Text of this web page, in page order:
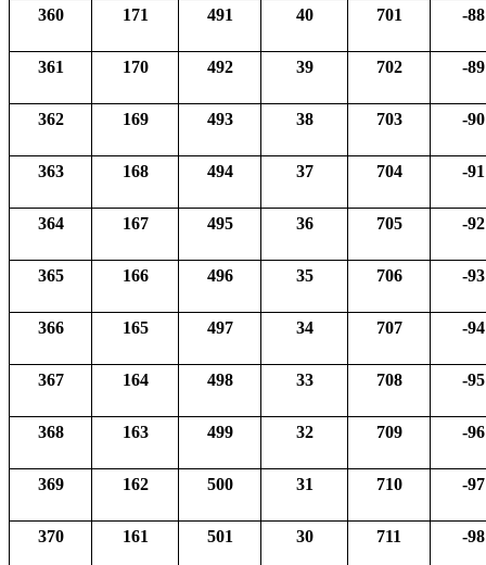
360 171 491 40 701 -88
361 170 492 39 702 -89
362 169 493 38 703 -90
363 168 494 37 704 -91
364 167 495 36 705 -92
365 166 496 35 706 -93
366 165 497 34 707 -94
367 164 498 33 708 -95
368 163 499 32 709 -96
369 162 500 31 710 -97
370 161 501 30 711 -98